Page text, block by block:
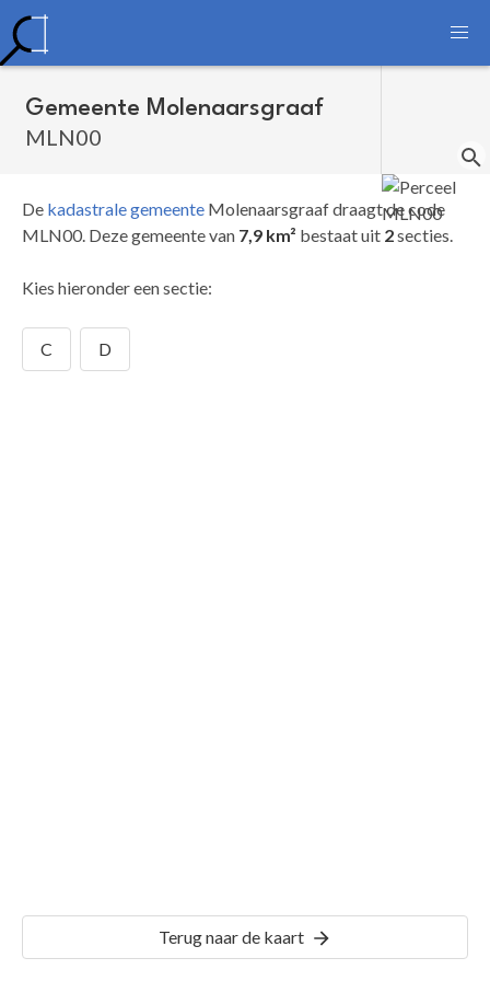
Gemeente Molenaarsgraaf
MLN00
De kadastrale gemeente Molenaarsgraaf draagt de code
MLN00. Deze gemeente van 7,9 km² bestaat uit 2secties.
Kies hieronder een sectie:
C D
Terug naar de kaart
MLN00